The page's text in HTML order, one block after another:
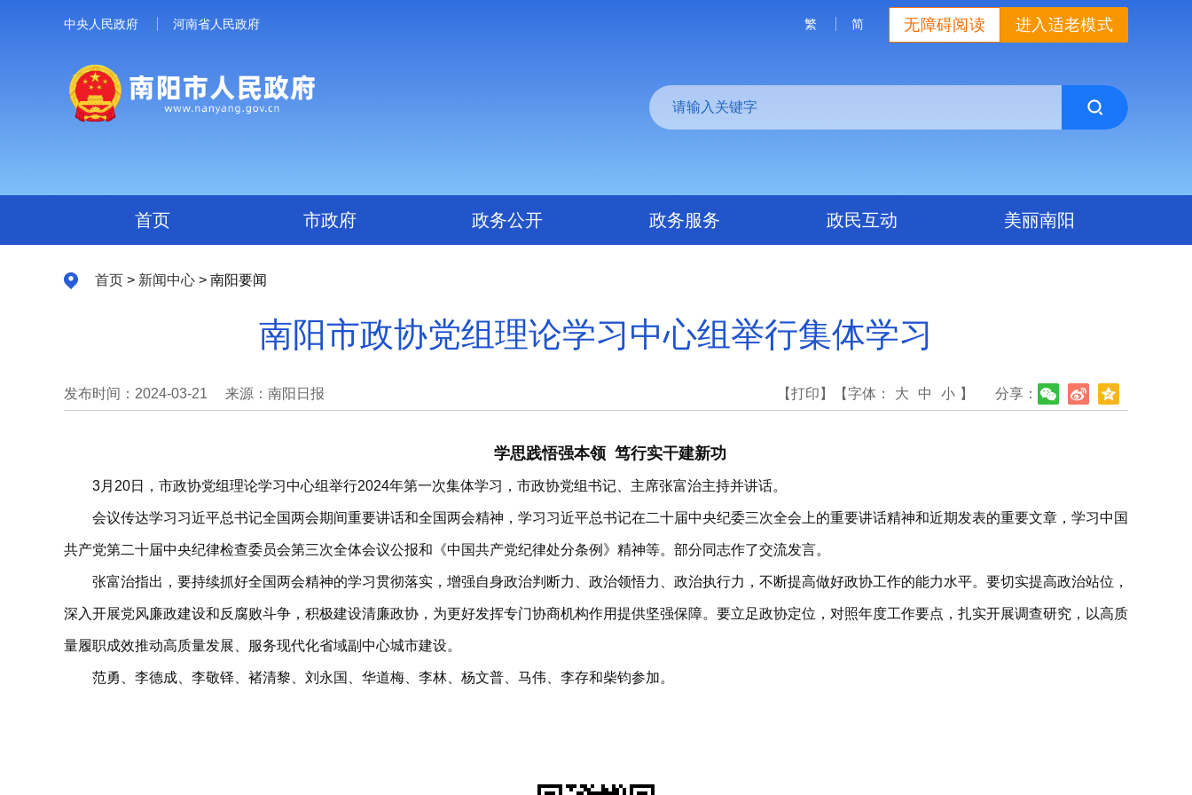
中央人民政府 河南省人民政府 进入适老模式
无障碍阅读
繁 简
首页 市政府 政务公开 政务服务 政民互动 美丽南阳
首页 > 新闻中心 > 南阳要闻
南阳市政协党组理论学习中心组举行集体学习
发布时间：2024-03-21 来源：南阳日报 分享：
【打印】 【字体： 大 中 小 】
学思践悟强本领 笃行实干建新功
3月20日，市政协党组理论学习中心组举行2024年第一次集体学习，市政协党组书记、主席张富治主持并讲话。
会议传达学习习近平总书记全国两会期间重要讲话和全国两会精神，学习习近平总书记在二十届中央纪委三次全会上的重要讲话精神和近期发表的重要文章，学习中国
共产党第二十届中央纪律检查委员会第三次全体会议公报和《中国共产党纪律处分条例》精神等。部分同志作了交流发言。
张富治指出，要持续抓好全国两会精神的学习贯彻落实，增强自身政治判断力、政治领悟力、政治执行力，不断提高做好政协工作的能力水平。要切实提高政治站位，
深入开展党风廉政建设和反腐败斗争，积极建设清廉政协，为更好发挥专门协商机构作用提供坚强保障。要立足政协定位，对照年度工作要点，扎实开展调查研究，以高质
量履职成效推动高质量发展、服务现代化省域副中心城市建设。
范勇、李德成、李敬铎、褚清黎、刘永国、华道梅、李林、杨文普、马伟、李存和柴钧参加。